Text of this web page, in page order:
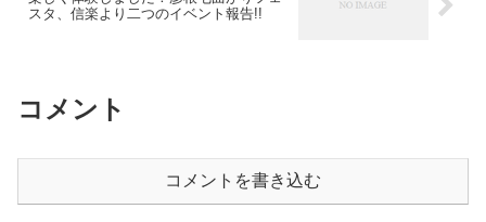
スタ、信楽より二つのイベント報告!!
コメント
コメントを書き込む